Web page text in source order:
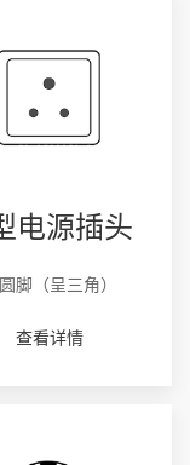
电源插头
脚（呈三角）
查看详情